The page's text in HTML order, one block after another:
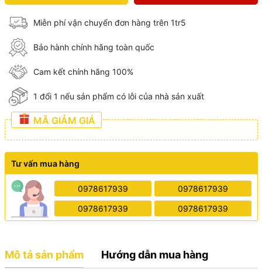
Miễn phí vận chuyển đơn hàng trên 1tr5
Bảo hành chính hãng toàn quốc
Cam kết chính hãng 100%
1 đổi 1 nếu sản phẩm có lỗi của nhà sản xuất
MÃ GIẢM GIÁ
Tư vấn mua hàng
0978617939 0978617939
0978617939 0978617939
Mô tả sản phẩm Hướng dẫn mua hàng